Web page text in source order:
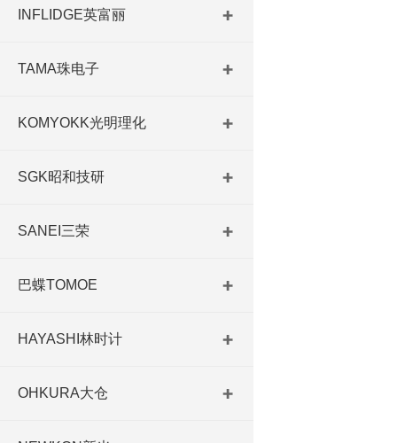
INFLIDGE英富丽
TAMA珠电子
KOMYOKK光明理化
SGK昭和技研
SANEI三荣
巴蝶TOMOE
HAYASHI林时计
OHKURA大仓